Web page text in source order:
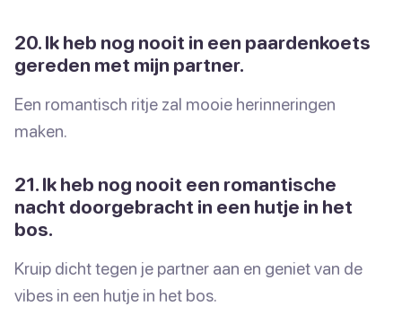
20. Ik heb nog nooit in een paardenkoets
gereden met mijn partner.
Een romantisch ritje zal mooie herinneringen
maken.
21. Ik heb nog nooit een romantische
nacht doorgebracht in een hutje in het
bos.
Kruip dicht tegen je partner aan en geniet van de
vibes in een hutje in het bos.